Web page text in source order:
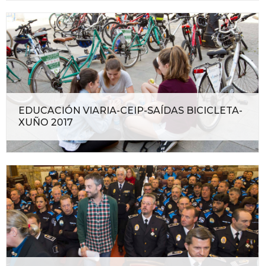
EDUCACIÓN VIARIA-CEIP-SAÍDAS BICICLETA-
XUÑO 2017